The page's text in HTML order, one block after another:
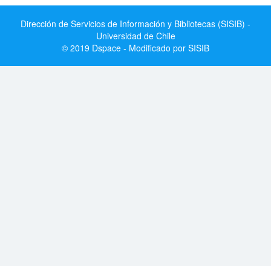
Dirección de Servicios de Información y Bibliotecas (SISIB) -
Universidad de Chile
© 2019 Dspace - Modificado por SISIB